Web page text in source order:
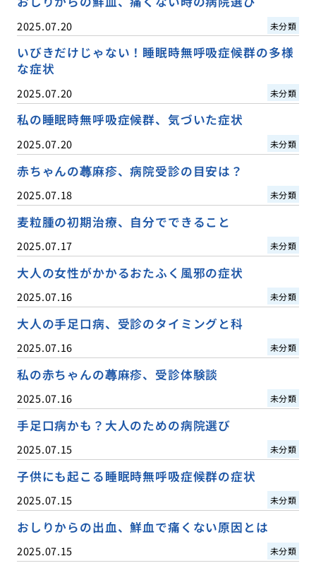
2025.07.20 未分類
いびきだけじゃない！睡眠時無呼吸症候群の多様
な症状
2025.07.20 未分類
私の睡眠時無呼吸症候群、気づいた症状
2025.07.20 未分類
赤ちゃんの蕁麻疹、病院受診の目安は？
2025.07.18 未分類
麦粒腫の初期治療、自分でできること
2025.07.17 未分類
大人の女性がかかるおたふく風邪の症状
2025.07.16 未分類
大人の手足口病、受診のタイミングと科
2025.07.16 未分類
私の赤ちゃんの蕁麻疹、受診体験談
2025.07.16 未分類
手足口病かも？大人のための病院選び
2025.07.15 未分類
子供にも起こる睡眠時無呼吸症候群の症状
2025.07.15 未分類
おしりからの出血、鮮血で痛くない原因とは
2025.07.15 未分類